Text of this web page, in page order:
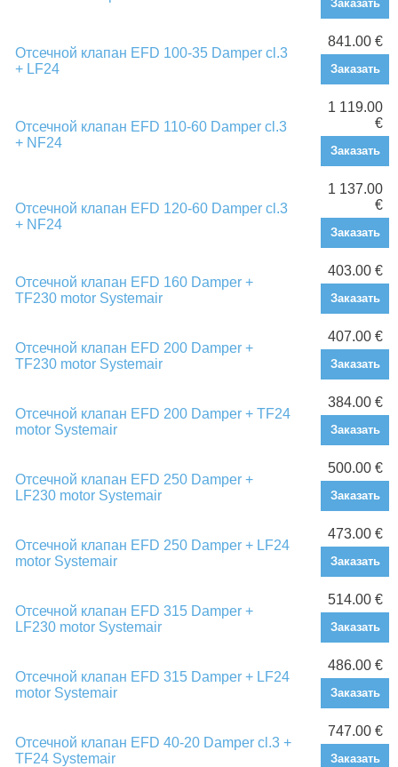
Заказать
Отсечной клапан EFD 100-35 Damper cl.3
+ LF24
841.00 €
Заказать
Отсечной клапан EFD 110-60 Damper cl.3
+ NF24
1 119.00
€
Заказать
Отсечной клапан EFD 120-60 Damper cl.3
+ NF24
1 137.00
€
Заказать
Отсечной клапан EFD 160 Damper +
TF230 motor Systemair
403.00 €
Заказать
Отсечной клапан EFD 200 Damper +
TF230 motor Systemair
407.00 €
Заказать
Отсечной клапан EFD 200 Damper + TF24
motor Systemair
384.00 €
Заказать
Отсечной клапан EFD 250 Damper +
LF230 motor Systemair
500.00 €
Заказать
Отсечной клапан EFD 250 Damper + LF24
motor Systemair
473.00 €
Заказать
Отсечной клапан EFD 315 Damper +
LF230 motor Systemair
514.00 €
Заказать
Отсечной клапан EFD 315 Damper + LF24
motor Systemair
486.00 €
Заказать
Отсечной клапан EFD 40-20 Damper cl.3 +
TF24 Systemair
747.00 €
Заказать